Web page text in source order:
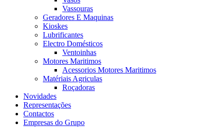
Vassouras
Geradores E Maquinas
Kioskes
Lubrificantes
Electro Domésticos
Ventoinhas
Motores Maritimos
Acessorios Motores Maritimos
Matériais Agriculas
Roçadoras
Novidades
Representações
Contactos
Empresas do Grupo